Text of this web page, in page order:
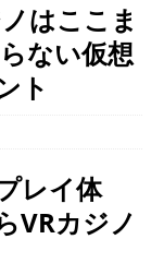
はここま
ない仮想
ト
レイ体
VRカジノ